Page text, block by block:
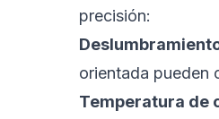
precisión:
orientada pueden
Temperatura de